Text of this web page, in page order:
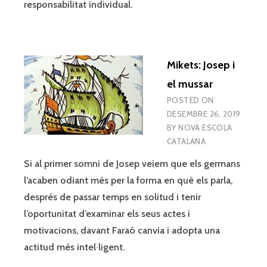
responsabilitat individual.
Mikets: Josep i
el mussar
POSTED ON
DESEMBRE 26, 2019
BYNOVA ESCOLA
CATALANA
Si al primer somni de Josep veiem que els germans
l’acaben odiant més per la forma en què els parla,
després de passar temps en solitud i tenir
l’oportunitat d’examinar els seus actes i
motivacions, davant Faraó canvia i adopta una
actitud més intel·ligent.